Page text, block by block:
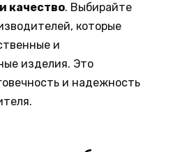
качество. Выбирайте
которые
и
изделия. Это
и надежность